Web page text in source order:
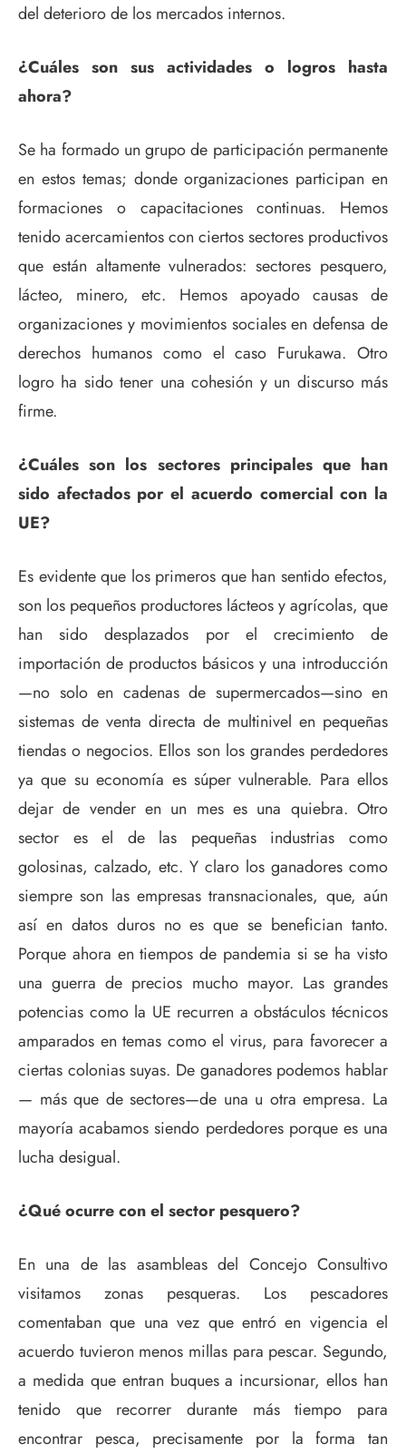
del deterioro de los mercados internos.
¿Cuáles son sus actividades o logros hasta
ahora?
Se ha formado un grupo de participación permanente
en estos temas; donde organizaciones participan en
formaciones o capacitaciones continuas. Hemos
tenido acercamientos con ciertos sectores productivos
que están altamente vulnerados: sectores pesquero,
lácteo, minero, etc. Hemos apoyado causas de
organizaciones y movimientos sociales en defensa de
derechos humanos como el caso Furukawa. Otro
logro ha sido tener una cohesión y un discurso más
firme.
¿Cuáles son los sectores principales que han
sido afectados por el acuerdo comercial con la
UE?
Es evidente que los primeros que han sentido efectos,
son los pequeños productores lácteos y agrícolas, que
han sido desplazados por el crecimiento de
importación de productos básicos y una introducción
—no solo en cadenas de supermercados—sino en
sistemas de venta directa de multinivel en pequeñas
tiendas o negocios. Ellos son los grandes perdedores
ya que su economía es súper vulnerable. Para ellos
dejar de vender en un mes es una quiebra. Otro
sector es el de las pequeñas industrias como
golosinas, calzado, etc. Y claro los ganadores como
siempre son las empresas transnacionales, que, aún
así en datos duros no es que se benefician tanto.
Porque ahora en tiempos de pandemia si se ha visto
una guerra de precios mucho mayor. Las grandes
potencias como la UE recurren a obstáculos técnicos
amparados en temas como el virus, para favorecer a
ciertas colonias suyas. De ganadores podemos hablar
— más que de sectores—de una u otra empresa. La
mayoría acabamos siendo perdedores porque es una
lucha desigual.
¿Qué ocurre con el sector pesquero?
En una de las asambleas del Concejo Consultivo
visitamos zonas pesqueras. Los pescadores
comentaban que una vez que entró en vigencia el
acuerdo tuvieron menos millas para pescar. Segundo,
a medida que entran buques a incursionar, ellos han
tenido que recorrer durante más tiempo para
encontrar pesca, precisamente por la forma tan